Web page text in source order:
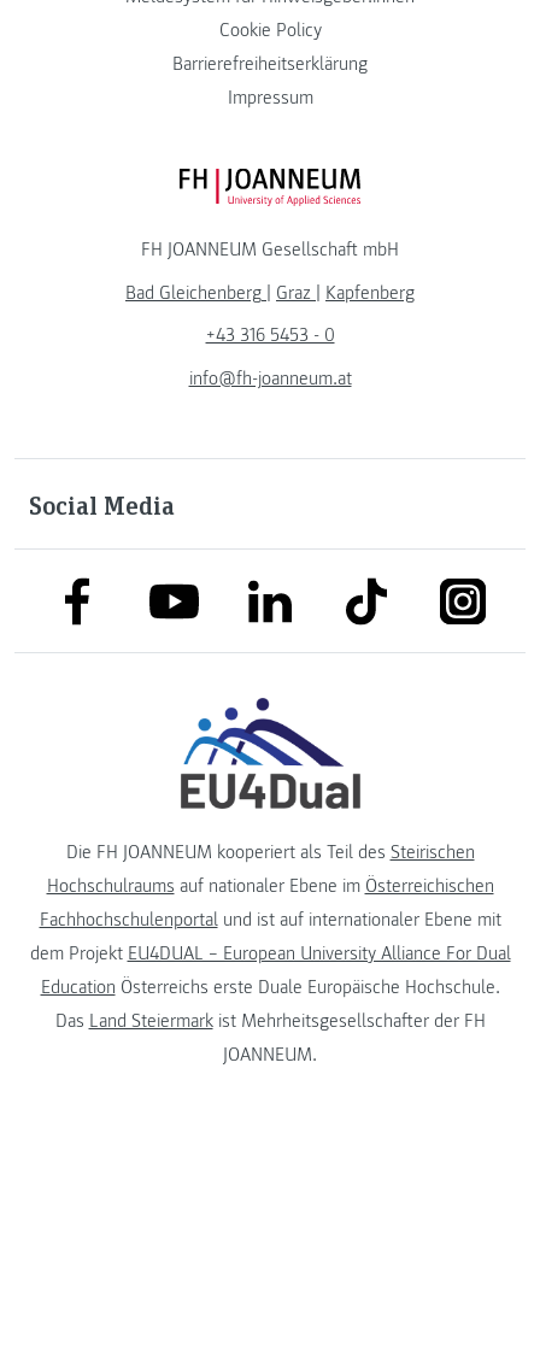
Cookie Policy
Barrierefreiheitserklärung
Impressum
FH JOANNEUM Logo
FH JOANNEUM Gesellschaft mbH
Bad Gleichenberg | Graz | Kapfenberg
+43 316 5453 - 0
info@fh-joanneum.at
Social Media
link to facebooklink to youtubelink to linkedinlink to tiktok link to
Die FH JOANNEUM kooperiert als Teil des Steirischen
Hochschulraums auf nationaler Ebene im Österreichischen
Fachhochschulenportalund ist auf internationaler Ebene mit
dem Projekt EU4DUAL – European University Alliance For Dual
Education Österreichs erste Duale Europäische Hochschule.
Das Land Steiermarkist Mehrheitsgesellschafter der FH
JOANNEUM.